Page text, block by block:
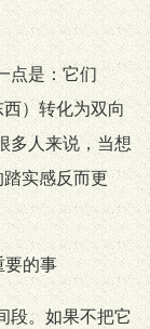
点是：它们
西）转化为双向
多人来说，当想
踏实感反而更
要的事
段。如果不把它